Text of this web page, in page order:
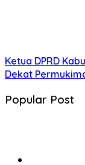
Ketua DPRD
Dekat
Popular Post